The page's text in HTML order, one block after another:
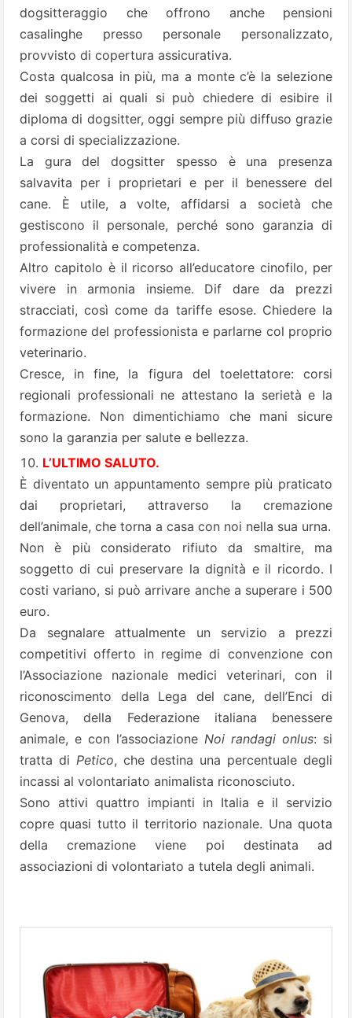
dogsitteraggio che offrono anche pensioni
casalinghe presso personale personalizzato,
provvisto di copertura assicurativa.
Costa qualcosa in più, ma a monte c’è la selezione
dei soggetti ai quali si può chiedere di esibire il
diploma di dogsitter, oggi sempre più diffuso grazie
a corsi di specializzazione.
La gura del dogsitter spesso è una presenza
salvavita per i proprietari e per il benessere del
cane. È utile, a volte, affidarsi a società che
gestiscono il personale, perché sono garanzia di
professionalità e competenza.
Altro capitolo è il ricorso all’educatore cinofilo, per
vivere in armonia insieme. Dif dare da prezzi
stracciati, così come da tariffe esose. Chiedere la
formazione del professionista e parlarne col proprio
veterinario.
Cresce, in fine, la figura del toelettatore: corsi
regionali professionali ne attestano la serietà e la
formazione. Non dimentichiamo che mani sicure
sono la garanzia per salute e bellezza.
L’ULTIMO SALUTO.
È diventato un appuntamento sempre più praticato
dai proprietari, attraverso la cremazione
dell’animale, che torna a casa con noi nella sua urna.
Non è più considerato rifiuto da smaltire, ma
soggetto di cui preservare la dignità e il ricordo. I
costi variano, si può arrivare anche a superare i 500
euro.
Da segnalare attualmente un servizio a prezzi
competitivi offerto in regime di convenzione con
l’Associazione nazionale medici veterinari, con il
riconoscimento della Lega del cane, dell’Enci di
Genova, della Federazione italiana benessere
animale, e con l’associazione Noi randagi onlus: si
tratta di Petico, che destina una percentuale degli
incassi al volontariato animalista riconosciuto.
Sono attivi quattro impianti in Italia e il servizio
copre quasi tutto il territorio nazionale. Una quota
della cremazione viene poi destinata ad
associazioni di volontariato a tutela degli animali.